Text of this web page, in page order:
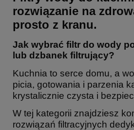
rozwiązanie na
prosto z kranu.
Jak wybrać filtr do wody
lub dzbanek filtrujący?
Kuchnia to serce domu, a
picia, gotowania i parzenia
krystalicznie czysta i
W tej kategorii znajdziesz
rozwiązań filtracyjnych